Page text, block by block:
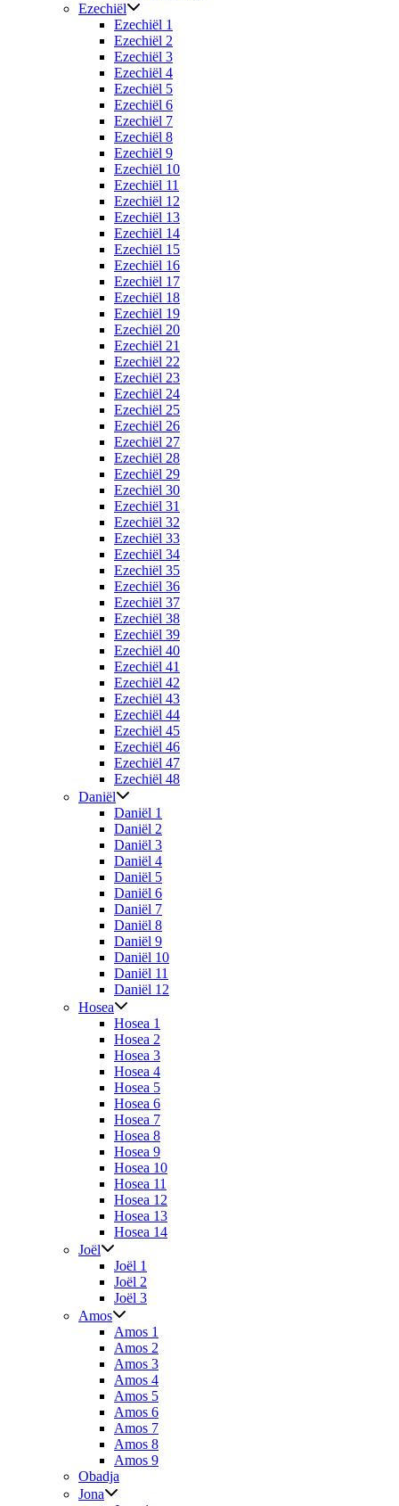
Ezechiël
Ezechiël 1
Ezechiël 2
Ezechiël 3
Ezechiël 4
Ezechiël 5
Ezechiël 6
Ezechiël 7
Ezechiël 8
Ezechiël 9
Ezechiël 10
Ezechiël 11
Ezechiël 12
Ezechiël 13
Ezechiël 14
Ezechiël 15
Ezechiël 16
Ezechiël 17
Ezechiël 18
Ezechiël 19
Ezechiël 20
Ezechiël 21
Ezechiël 22
Ezechiël 23
Ezechiël 24
Ezechiël 25
Ezechiël 26
Ezechiël 27
Ezechiël 28
Ezechiël 29
Ezechiël 30
Ezechiël 31
Ezechiël 32
Ezechiël 33
Ezechiël 34
Ezechiël 35
Ezechiël 36
Ezechiël 37
Ezechiël 38
Ezechiël 39
Ezechiël 40
Ezechiël 41
Ezechiël 42
Ezechiël 43
Ezechiël 44
Ezechiël 45
Ezechiël 46
Ezechiël 47
Ezechiël 48
Daniël
Daniël 1
Daniël 2
Daniël 3
Daniël 4
Daniël 5
Daniël 6
Daniël 7
Daniël 8
Daniël 9
Daniël 10
Daniël 11
Daniël 12
Hosea
Hosea 1
Hosea 2
Hosea 3
Hosea 4
Hosea 5
Hosea 6
Hosea 7
Hosea 8
Hosea 9
Hosea 10
Hosea 11
Hosea 12
Hosea 13
Hosea 14
Joël
Joël 1
Joël 2
Joël 3
Amos
Amos 1
Amos 2
Amos 3
Amos 4
Amos 5
Amos 6
Amos 7
Amos 8
Amos 9
Obadja
Jona